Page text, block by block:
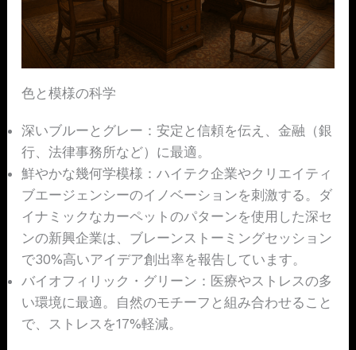
色と模様の科学
深いブルーとグレー：安定と信頼を伝え、金融（銀
行、法律事務所など）に最適。
鮮やかな幾何学模様：ハイテク企業やクリエイティ
ブエージェンシーのイノベーションを刺激する。ダ
イナミックなカーペットのパターンを使用した深セ
ンの新興企業は、ブレーンストーミングセッション
で30%高いアイデア創出率を報告しています。
バイオフィリック・グリーン：医療やストレスの多
い環境に最適。自然のモチーフと組み合わせること
で、ストレスを17%軽減。